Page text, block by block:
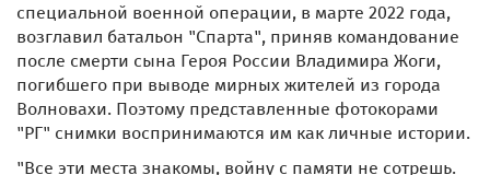
специальной военной операции, в марте 2022 года,
возглавил батальон "Спарта", приняв командование
после смерти сына Героя России Владимира Жоги,
погибшего при выводе мирных жителей из города
Волновахи. Поэтому представленные фотокорами
"РГ" снимки воспринимаются им как личные истории.
"Все эти места знакомы, войну с памяти не сотрешь.